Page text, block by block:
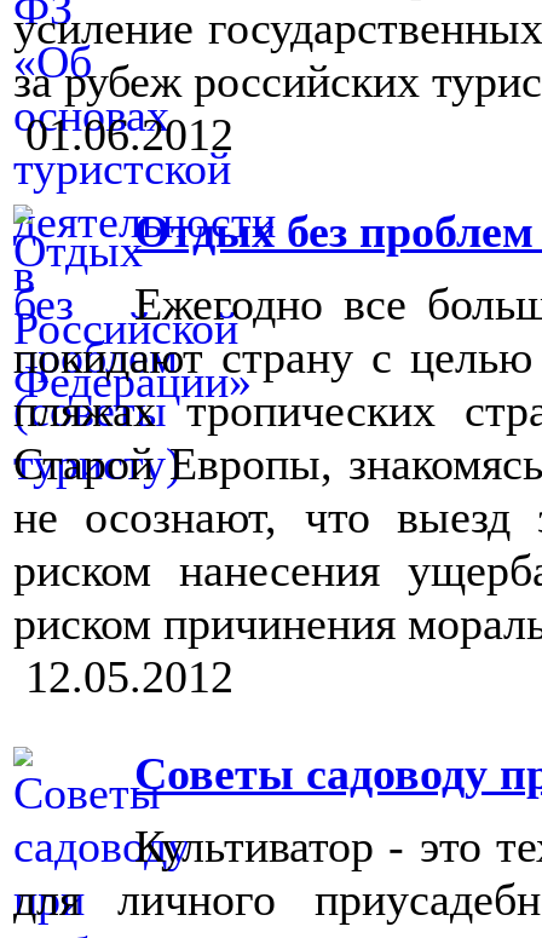
усиление
за рубеж российских
01.06.2012
Отдых без
Ежегодно все
покидают страну с
пляжах тропических
Старой Европы,
не осознают, что выезд
риском нанесения
риском причинения
12.05.2012
Советы садоводу
Культиватор - это
для личного